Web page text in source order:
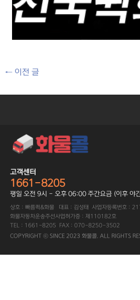
← 이전 글
고객센터
1661-8205
평일 오전 9시 - 오후 06:00 주간요금 (이후 야
상호 : 빠름퀵&화물 대표 : 김성태 사업자등록번호 :
화물자동차운송주선사업허가증 : 제110182호
TEL : 1661-8205 FAX : 070-8250-3502
COPYRIGHT ⓒ SINCE 2023 화물콜. ALL RIGHTS